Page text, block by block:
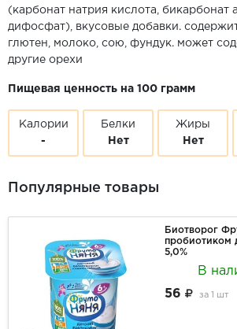
(карбонат натрия кислота, бикарбонат
дифосфат), вкусовые добавки.
глютен, молоко, сою, фундук. может
другие орехи
Пищевая ценность на 100 грамм
Калории
-
Белки
Нет
Жиры
Нет
Популярные товары
Биотворог
пробиотиком
5,0%
В
56
за 1 шт